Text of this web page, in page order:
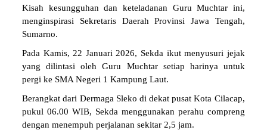
Kisah kesungguhan dan keteladanan Guru Muchtar ini,
menginspirasi Sekretaris Daerah Provinsi Jawa Tengah,
Sumarno.
Pada Kamis, 22 Januari 2026, Sekda ikut menyusuri jejak
yang dilintasi oleh Guru Muchtar setiap harinya untuk
pergi ke SMA Negeri 1 Kampung Laut.
Berangkat dari Dermaga Sleko di dekat pusat Kota Cilacap,
pukul 06.00 WIB, Sekda menggunakan perahu compreng
dengan menempuh perjalanan sekitar 2,5 jam.